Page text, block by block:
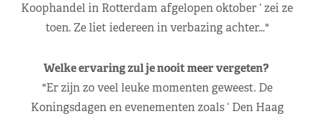
Koophandel in Rotterdam afgelopen oktober ‘ zei ze
toen. Ze liet iedereen in verbazing achter…"
Welke ervaring zul je nooit meer vergeten?
"Er zijn zo veel leuke momenten geweest. De
Koningsdagen en evenementen zoals ‘ Den Haag